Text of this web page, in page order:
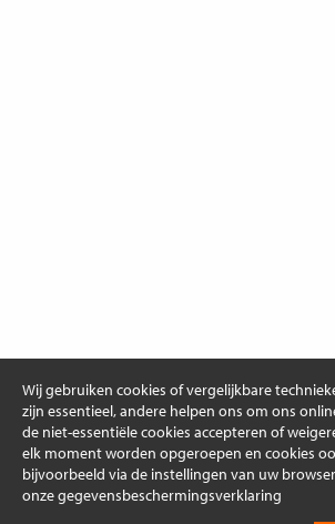
Wij gebruiken cookies of vergelijkbare
zijn essentieel, andere helpen ons om ons
de niet-essentiële cookies accepteren of
elk moment worden opgeroepen en cookies
bijvoorbeeld via de instellingen van uw
onze gegevensbeschermingsverklaring